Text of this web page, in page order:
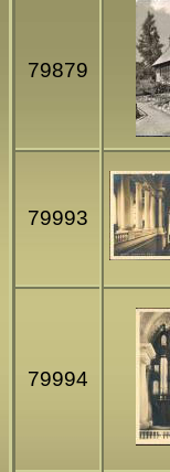
79879
79993
79994